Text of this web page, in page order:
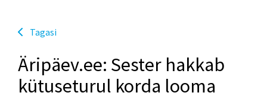
Tagasi
Äripäev.ee: Sester hakkab
kütuseturul korda looma